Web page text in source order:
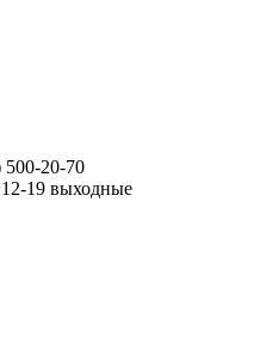
500-20-70
19 выходные